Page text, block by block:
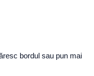
bordul sau pun mai